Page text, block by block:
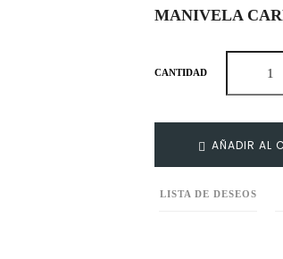
MANIVELA
CANTIDAD
AÑADIR AL
LISTA DE DESEOS